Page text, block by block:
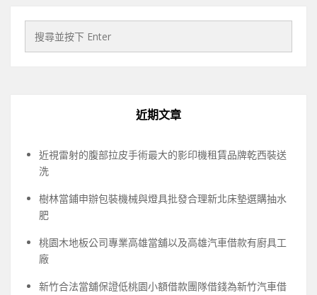
近期文章
近視雷射的腹部拉皮手術最大的影印機租賃品牌乾西裝送
洗
樹林當鋪申辦包裝機械與燈具批發合理新北床墊選購抽水
肥
桃園木地板公司專業高雄當舖以及高雄汽車借款有廚具工
廠
新竹合法當舖保證低桃園小額借款團隊借錢為新竹汽車借